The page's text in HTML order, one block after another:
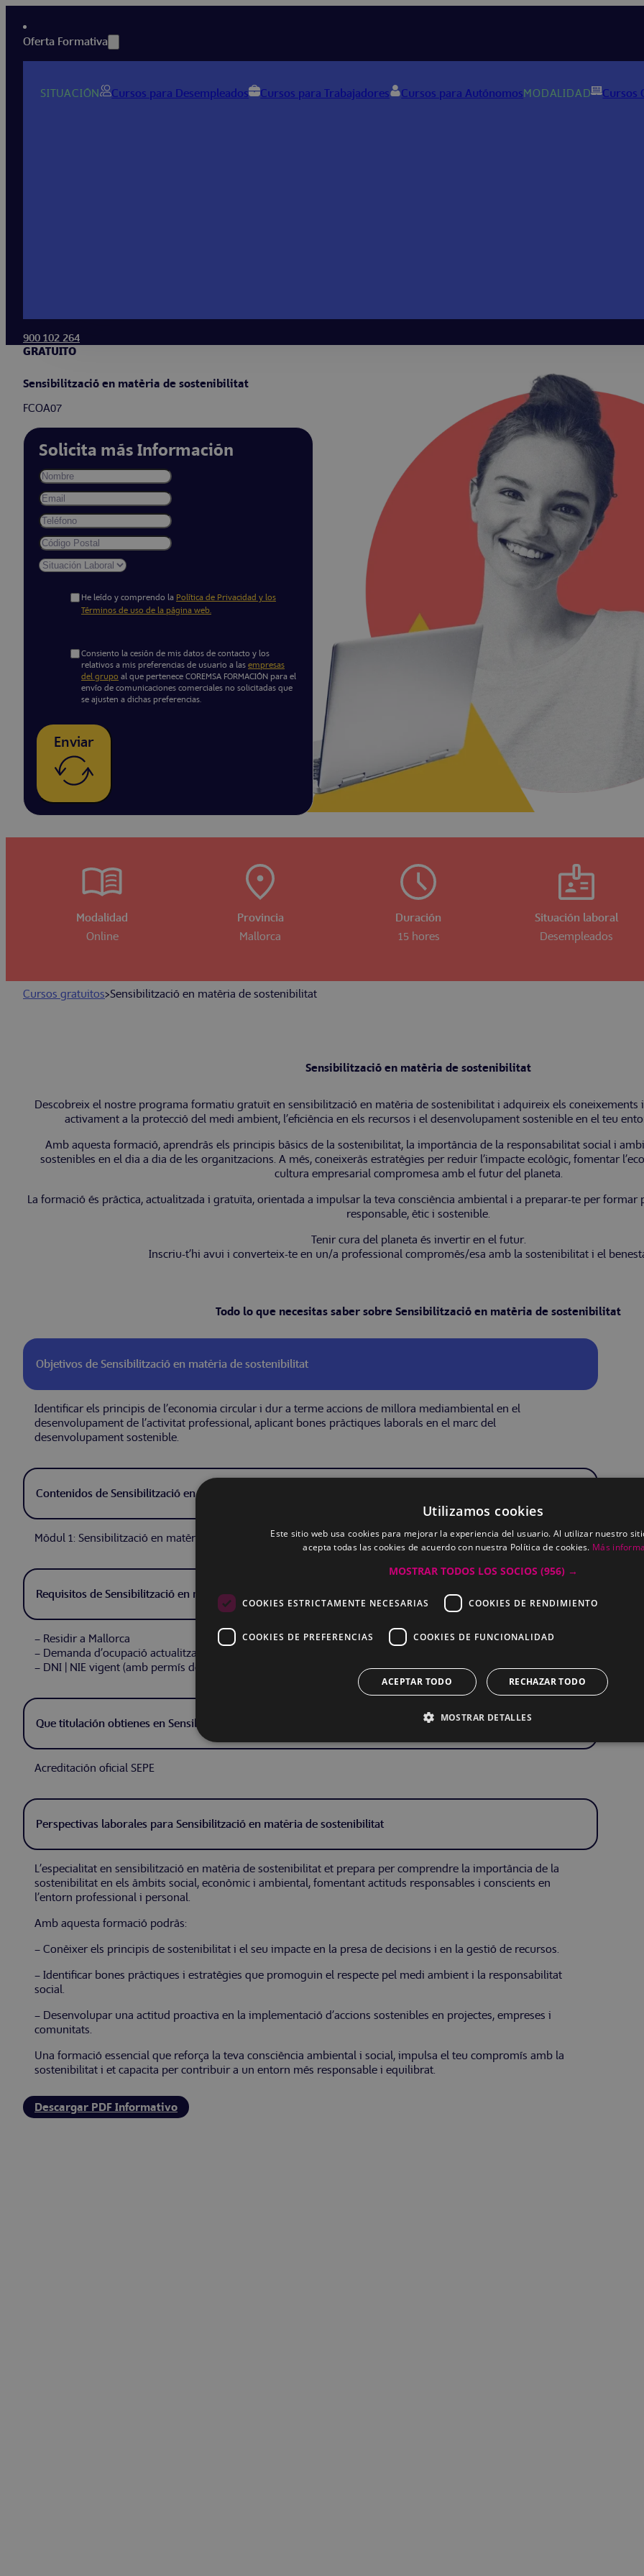
Oferta Formativa
SITUACIÓN Cursos para Desempleados Cursos para Trabajadores Cursos para AutónomosMODALIDAD Cursos
900 102 264
GRATUITO
Sensibilització en matèria de sostenibilitat
FCOA07
Solicita más Información
He leído y comprendo la Política de Privacidad y los
Términos de uso de la página web.
Consiento la cesión de mis datos de contacto y los
relativos a mis preferencias de usuario a las empresas
del grupo al que pertenece COREMSA FORMACIÓN para el
envío de comunicaciones comerciales no solicitadas que
se ajusten a dichas preferencias.
Enviar
Modalidad
Online
Provincia
Mallorca
Duración
15 hores
Situación laboral
Desempleados
Cursos gratuitos>Sensibilització en matèria de sostenibilitat
Sensibilització en matèria de sostenibilitat
Descobreix el nostre programa formatiu gratuït en sensibilització en matèria de sostenibilitat i adquireix els coneixements
activament a la protecció del medi ambient, l’eficiència en els recursos i el desenvolupament sostenible en el teu
Amb aquesta formació, aprendràs els principis bàsics de la sostenibilitat, la importància de la responsabilitat social i
sostenibles en el dia a dia de les organitzacions. A més, coneixeràs estratègies per reduir l’impacte ecològic, fomentar
cultura empresarial compromesa amb el futur del planeta.
La formació és pràctica, actualitzada i gratuïta, orientada a impulsar la teva consciència ambiental i a preparar-te per formar
responsable, ètic i sostenible.
Tenir cura del planeta és invertir en el futur.
Inscriu-t’hi avui i converteix-te en un/a professional compromès/esa amb la sostenibilitat i el
Todo lo que necesitas saber sobre Sensibilització en matèria de sostenibilitat
Objetivos de Sensibilització en matèria de sostenibilitat
Identificar els principis de l’economia circular i dur a terme accions de millora mediambiental en el
desenvolupament de l’activitat professional, aplicant bones pràctiques laborals en el marc del
desenvolupament sostenible.
Contenidos de Sensibilització en matèria de sostenibilitat
Mòdul 1: Sensibilització en matèria de sostenibilitat.
Requisitos de Sensibilització en matèria de sostenibilitat
– Residir a Mallorca
– Demanda d’ocupació actualitzada
– DNI | NIE vigent (amb permís de residència vigent)
Que titulación obtienes en Sensibilització en matèria de sostenibilitat
Acreditación oficial SEPE
Perspectivas laborales para Sensibilització en matèria de sostenibilitat
L’especialitat en sensibilització en matèria de sostenibilitat et prepara per comprendre la importància de la
sostenibilitat en els àmbits social, econòmic i ambiental, fomentant actituds responsables i conscients en
l’entorn professional i personal.
Amb aquesta formació podràs:
– Conèixer els principis de sostenibilitat i el seu impacte en la presa de decisions i en la gestió de recursos.
– Identificar bones pràctiques i estratègies que promoguin el respecte pel medi ambient i la responsabilitat
social.
– Desenvolupar una actitud proactiva en la implementació d’accions sostenibles en projectes, empreses i
comunitats.
Una formació essencial que reforça la teva consciència ambiental i social, impulsa el teu compromís amb la
sostenibilitat i et capacita per contribuir a un entorn més responsable i equilibrat.
Descargar PDF Informativo
Utilizamos cookies
Este sitio web usa cookies para mejorar la experiencia del usuario. Al utilizar nuestro
acepta todas las cookies de acuerdo con nuestra Política de cookies. Más
MOSTRAR TODOS LOS SOCIOS (956) →
COOKIES ESTRICTAMENTE NECESARIAS COOKIES DE RENDIMIENTO
COOKIES DE PREFERENCIAS COOKIES DE FUNCIONALIDAD
ACEPTAR TODO RECHAZAR TODO
MOSTRAR DETALLES